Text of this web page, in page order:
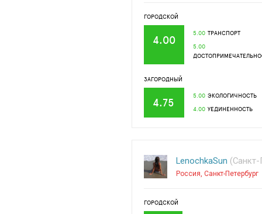
ГОРОДСКОЙ
4.00 5.00 ТРАНСПОРТ
5.00
ЗАГОРОДНЫЙ
4.75 5.00 ЭКОЛОГИЧНОСТЬ
4.00 УЕДИНЕННОСТЬ
LenochkaSun (Санкт-
Россия, Санкт-Петербург
ГОРОДСКОЙ